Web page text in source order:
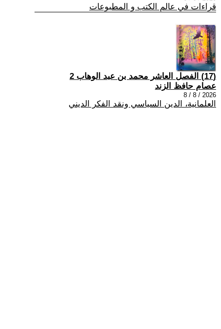
قراءات في عالم الكتب و المطبوعات
(17) الفصل العاشر محمد بن عبد الوهاب 2
عصام حافظ الزند
2026 / 8 / 8
العلمانية، الدين السياسي ونقد الفكر الديني